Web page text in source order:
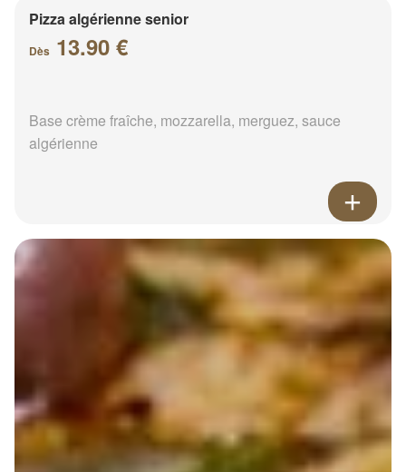
Pizza algérienne senior
Dès 13.90 €
Base crème fraîche, mozzarella, merguez, sauce
algérienne